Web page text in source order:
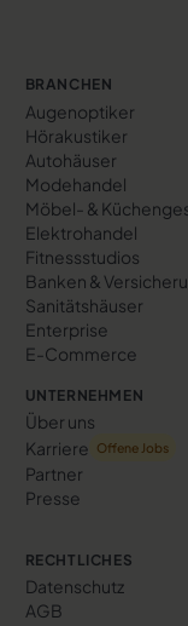
BRANCHEN
Augenoptiker
Hörakustiker
Autohäuser
Modehandel
Möbel- &
Elektrohandel
Fitnessstudios
Banken &
Sanitätshäuser
Enterprise
E-Commerce
UNTERNEHMEN
Über uns
Karriere
Offene Jobs
Partner
Presse
RECHTLICHES
Datenschutz
AGB